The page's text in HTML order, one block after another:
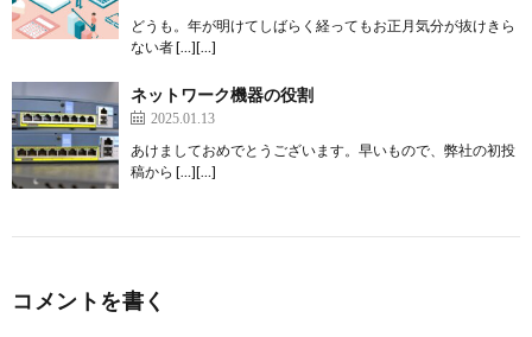
どうも。年が明けてしばらく経ってもお正月気分が抜けきら
ない者 […][…]
ネットワーク機器の役割
2025.01.13
あけましておめでとうございます。早いもので、弊社の初投
稿から […][…]
コメントを書く